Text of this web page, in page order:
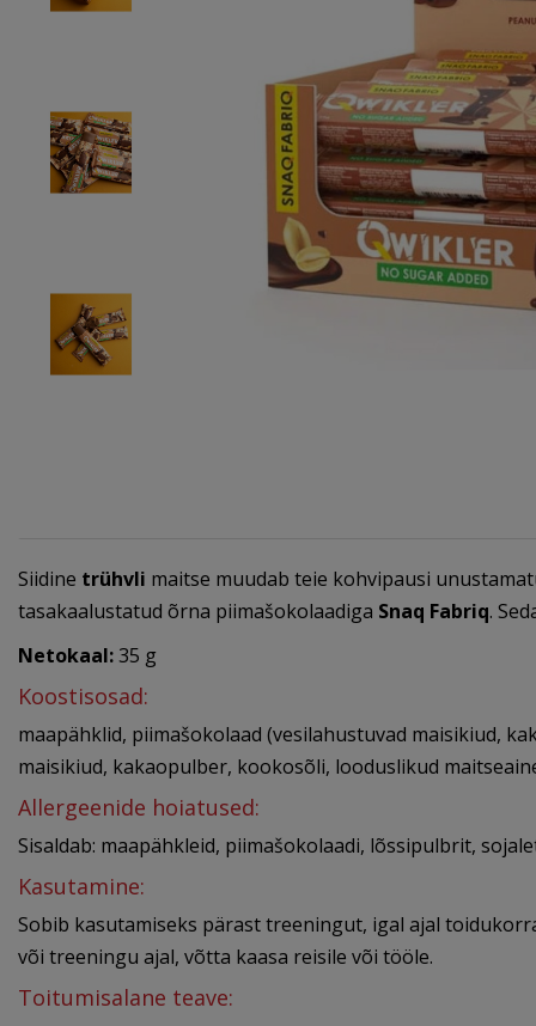
Siidine trühvli maitse muudab teie kohvipausi
tasakaalustatud õrna piimašokolaadiga Snaq Fabriq.
Netokaal:35 g
Koostisosad:
maapähklid, piimašokolaad (vesilahustuvad maisikiud,
maisikiud, kakaopulber, kookosõli, looduslikud
Allergeenide hoiatused:
Sisaldab: maapähkleid, piimašokolaadi, lõssipulbrit,
Kasutamine:
Sobib kasutamiseks pärast treeningut, igal ajal
või treeningu ajal, võtta kaasa reisile või tööle.
Toitumisalane teave: